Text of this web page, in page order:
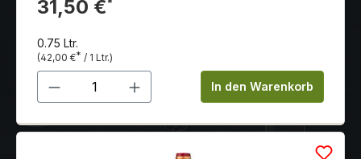
Merlot (65 %), Cabernet Sauvignon (30 %) und Petit
Region im Médoc im Südwesten Frankreichs,
angebaut. Die Trauben stammen von Rebstöcken, die
im Durchschnitt 30 Jahre alt sind. Die Trauben werden
handverlesen und anschließend in Edelstahltanks
Monate in neuen und gebrauchten französischen
31,50 €*
0.75 Ltr.
(42,00 €* / 1 Ltr.)
Produkt Anzahl: Gib denIn den Warenkorb